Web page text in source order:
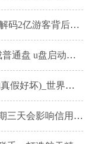
游客背后的数据变化
盘怎么恢复成普通u盘
坏)_世界观焦点
响信用吗？ 实时焦点